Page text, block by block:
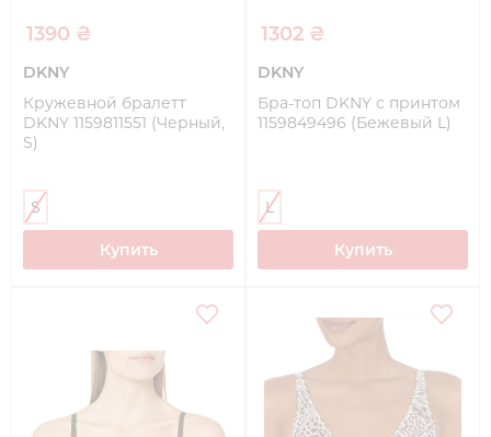
1390 ₴
DKNY
Кружевной бралетт
DKNY 1159811551 (Черный,
S)
S
Купить
1302 ₴
DKNY
Бра-топ DKNY с принтом
1159849496 (Бежевый L)
L
Купить